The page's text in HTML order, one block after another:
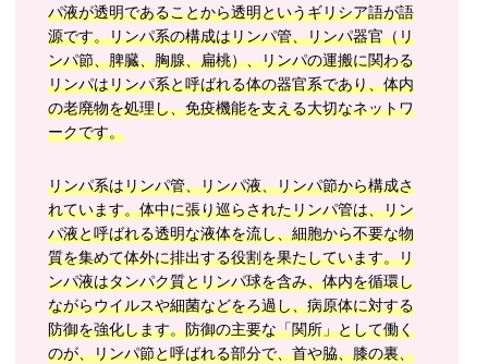
パ液が透明であることから透明というギリシア語が語
源です。リンパ系の構成はリンパ管、リンパ器官（リ
ンパ節、脾臓、胸腺、扁桃）、リンパの運搬に関わる
リンパはリンパ系と呼ばれる体の器官系であり、体内
の老廃物を処理し、免疫機能を支える大切なネットワ
ークです。
リンパ系はリンパ管、リンパ液、リンパ節から構成さ
れています。体中に張り巡らされたリンパ管は、リン
パ液と呼ばれる透明な液体を流し、細胞から不要な物
質を集めて体外に排出する役割を果たしています。リ
ンパ液はタンパク質とリンパ球を含み、体内を循環し
ながらウイルスや細菌などをろ過し、病原体に対する
防御を強化します。防御の主要な「関所」として働く
のが、リンパ節と呼ばれる部分で、首や脇、膝の裏、